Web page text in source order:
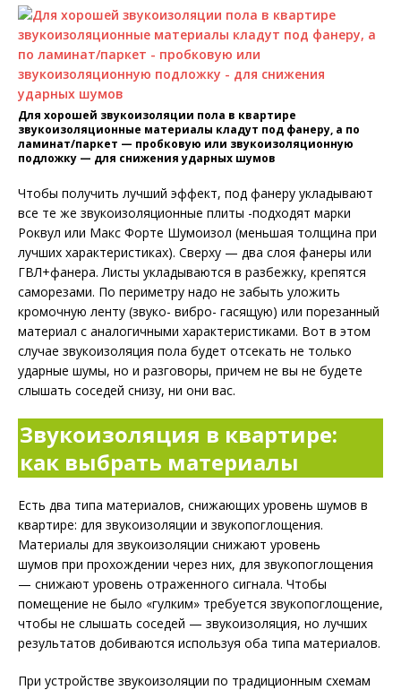
Для хорошей звукоизоляции пола в квартире
звукоизоляционные материалы кладут под фанеру, а по
ламинат/паркет — пробковую или звукоизоляционную
подложку — для снижения ударных шумов
Чтобы получить лучший эффект, под фанеру укладывают
все те же звукоизоляционные плиты -подходят марки
Роквул или Макс Форте Шумоизол (меньшая толщина при
лучших характеристиках). Сверху — два слоя фанеры или
ГВЛ+фанера. Листы укладываются в разбежку, крепятся
саморезами. По периметру надо не забыть уложить
кромочную ленту (звуко- вибро- гасящую) или порезанный
материал с аналогичными характеристиками. Вот в этом
случае звукоизоляция пола будет отсекать не только
ударные шумы, но и разговоры, причем не вы не будете
слышать соседей снизу, ни они вас.
Звукоизоляция в квартире:
как выбрать материалы
Есть два типа материалов, снижающих уровень шумов в
квартире: для звукоизоляции и звукопоглощения.
Материалы для звукоизоляции снижают уровень
шумов при прохождении через них, для звукопоглощения
— снижают уровень отраженного сигнала. Чтобы
помещение не было «гулким» требуется звукопоглощение,
чтобы не слышать соседей — звукоизоляция, но лучших
результатов добиваются используя оба типа материалов.
При устройстве звукоизоляции по традиционным схемам